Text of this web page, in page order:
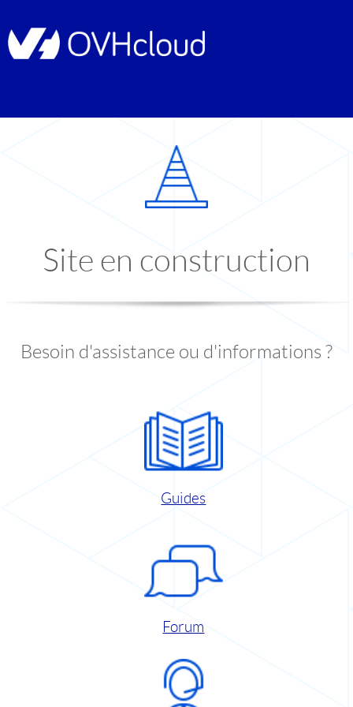
Site en construction
Besoin d'assistance ou d'informations ?
Guides
Forum